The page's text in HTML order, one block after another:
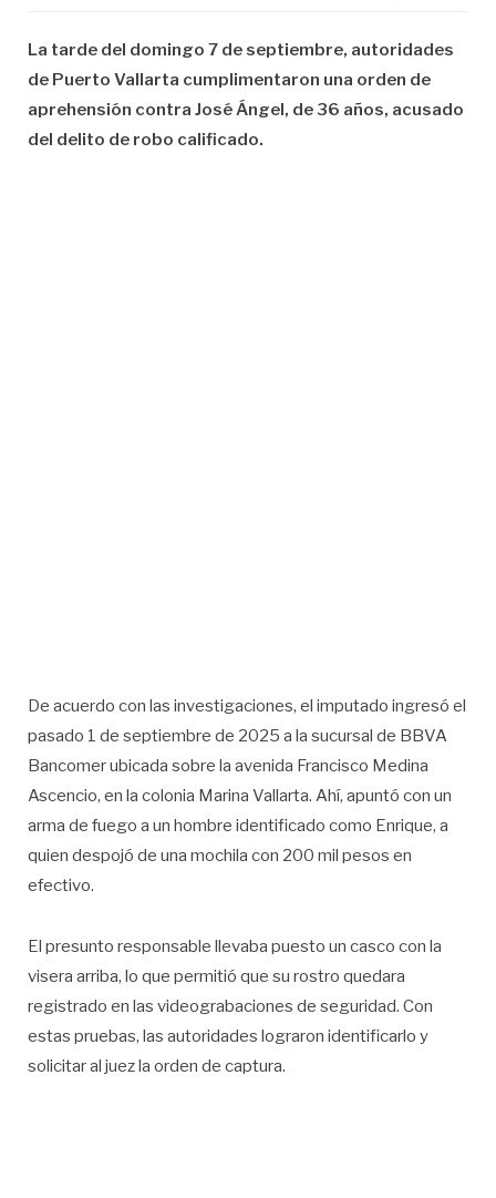
La tarde del domingo 7 de septiembre, autoridades
de Puerto Vallarta cumplimentaron una orden de
aprehensión contra José Ángel, de 36 años, acusado
del delito de robo calificado.
De acuerdo con las investigaciones, el imputado ingresó el
pasado 1 de septiembre de 2025 a la sucursal de BBVA
Bancomer ubicada sobre la avenida Francisco Medina
Ascencio, en la colonia Marina Vallarta. Ahí, apuntó con un
arma de fuego a un hombre identificado como Enrique, a
quien despojó de una mochila con 200 mil pesos en
efectivo.
El presunto responsable llevaba puesto un casco con la
visera arriba, lo que permitió que su rostro quedara
registrado en las videograbaciones de seguridad. Con
estas pruebas, las autoridades lograron identificarlo y
solicitar al juez la orden de captura.